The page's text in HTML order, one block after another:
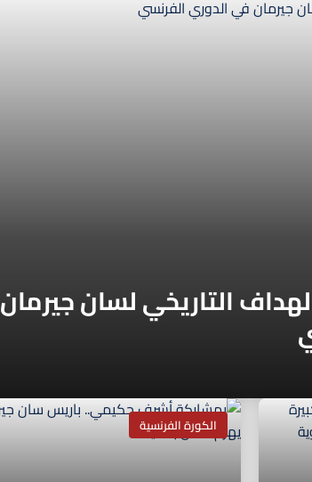
التاريخي لسان جيرمان
الكورة الفرنسية